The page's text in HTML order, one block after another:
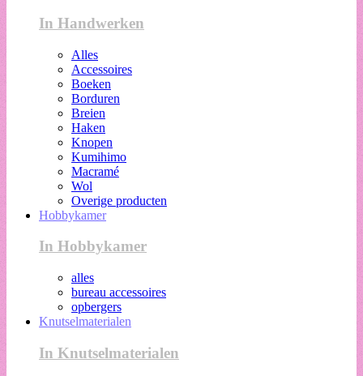
In Handwerken
Alles
Accessoires
Boeken
Borduren
Breien
Haken
Knopen
Kumihimo
Macramé
Wol
Overige producten
Hobbykamer
In Hobbykamer
alles
bureau accessoires
opbergers
Knutselmaterialen
In Knutselmaterialen